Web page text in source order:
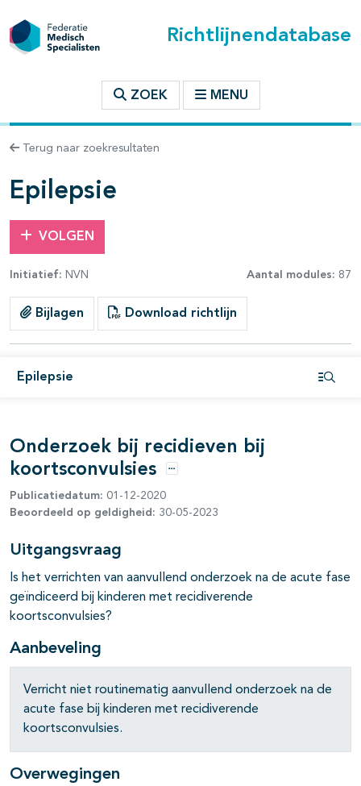
Richtlijnendatabase
ZOEK MENU
Terug naar zoekresultaten
Epilepsie
VOLGEN
Initiatief: NVN Aantal modules: 87
Bijlagen Download richtlijn
Epilepsie
binnen deze richtlijn
open- en dichtklappen
open- en dichtklappen
open- en dichtklappen
open- en dichtklappen
Onderzoek bij recidieven bij
koortsconvulsies
Opties
Publicatiedatum: 01-12-2020
Beoordeeld op geldigheid: 30-05-2023
Uitgangsvraag
Is het verrichten van aanvullend onderzoek na de acute fase
geïndiceerd bij kinderen met recidiverende
koortsconvulsies?
Aanbeveling
Verricht niet routinematig aanvullend onderzoek na de
acute fase bij kinderen met recidiverende
koortsconvulsies.
Overwegingen